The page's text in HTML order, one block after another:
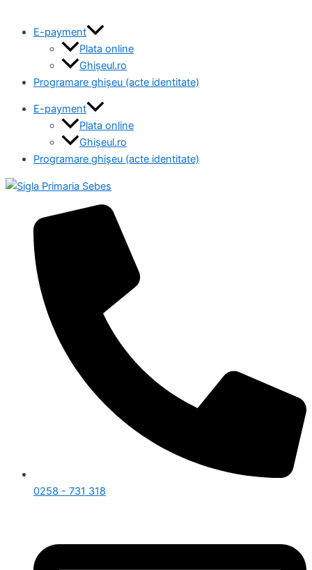
E-payment
Plata online
Ghișeul.ro
Programare ghișeu (acte identitate)
E-payment
Plata online
Ghișeul.ro
Programare ghișeu (acte identitate)
0258 - 731 318